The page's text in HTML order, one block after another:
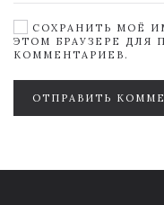
СОХРАНИТЬ МОЁ
ЭТОМ БРАУЗЕРЕ ДЛЯ
КОММЕНТАРИЕВ.
ОТПРАВИТЬ